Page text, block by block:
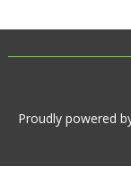
Proudly powered